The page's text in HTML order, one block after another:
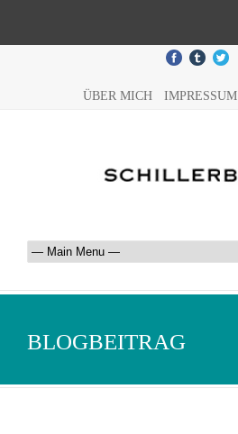
ÜBER MICH IMPRESSUM
BLOGBEITRAG